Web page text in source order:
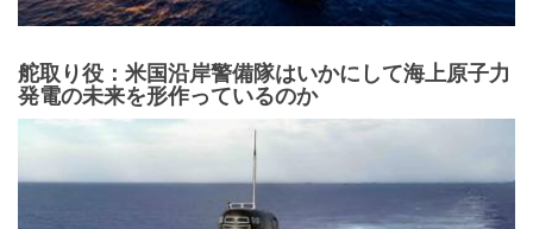
舵取り役：米国沿岸警備隊はいかにして海上原子力
発電の未来を形作っているのか